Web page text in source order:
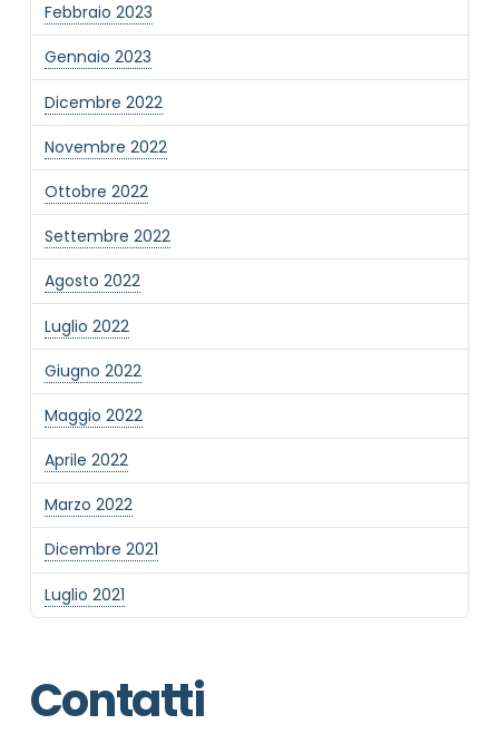
Febbraio 2023
Gennaio 2023
Dicembre 2022
Novembre 2022
Ottobre 2022
Settembre 2022
Agosto 2022
Luglio 2022
Giugno 2022
Maggio 2022
Aprile 2022
Marzo 2022
Dicembre 2021
Luglio 2021
Contatti